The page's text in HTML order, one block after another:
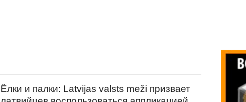
Ёлки и палки: Latvijas valsts meži призвает